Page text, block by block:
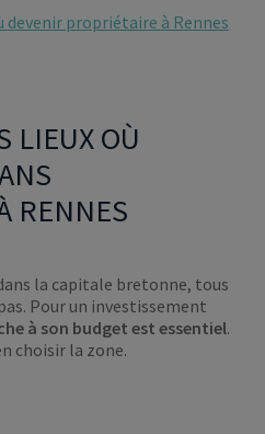
devenir propriétaire à Rennes
LIEUX OÙ
RENNES
la capitale bretonne, tous
Pour un investissement
à son budget est essentiel.
choisir la zone.